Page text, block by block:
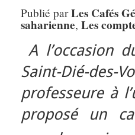
Publié parLes Cafés
saharienne, Les
A l’occasion
Saint-Dié-
professeure à
proposé un